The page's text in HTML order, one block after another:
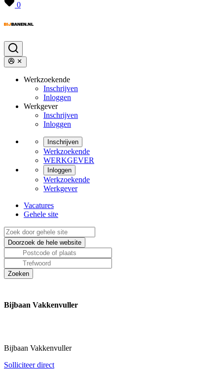
0
Werkzoekende
Inschrijven
Inloggen
Werkgever
Inschrijven
Inloggen
Inschrijven
Werkzoekende
WERKGEVER
Inloggen
Werkzoekende
Werkgever
Vacatures
Gehele site
Bijbaan Vakkenvuller
Bijbaan Vakkenvuller
Solliciteer direct